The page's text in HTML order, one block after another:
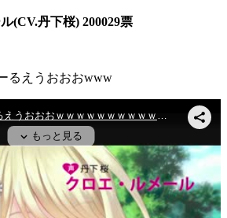
(CV.丹下桜) 200029票
るえうおおおwww